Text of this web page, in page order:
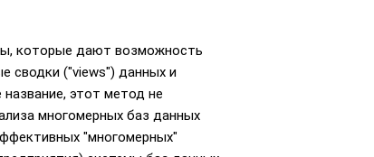
которые дают возможность
сводки ("views") данных и
этот метод не
многомерных баз данных
"многомерных"